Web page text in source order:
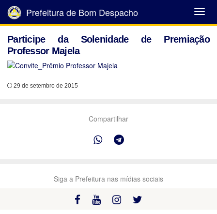
Abrir
Menu
Prefeitura de Bom Despacho
Participe da Solenidade de Premiação
Professor Majela
29 de setembro de 2015
Compartilhar
Siga a Prefeitura nas mídias sociais